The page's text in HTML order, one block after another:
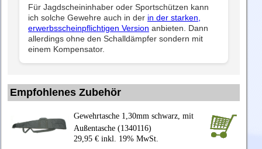
Für Jagdscheininhaber oder Sportschützen kann
ich solche Gewehre auch in der in der starken,
erwerbsscheinpflichtigen Version anbieten. Dann
allerdings ohne den Schalldämpfer sondern mit
einem Kompensator.
Empfohlenes Zubehör
Gewehrtasche 1,30mm schwarz, mit
Außentasche (1340116)
29,95 € inkl. 19% MwSt.